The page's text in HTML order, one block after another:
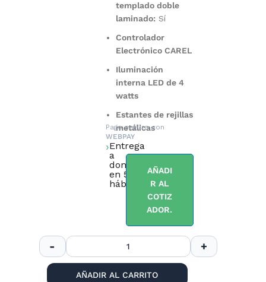
templado doble
laminado: Sí
Controlador
Electrónico CAREL
Iluminación
interna LED de 4
watts
Estantes de rejillas
metálicas
Pago seguro con
WEBPAY
Entrega
a
domicilio
en 5 días
hábiles.
AÑADI
R AL
COTIZ
ADOR.
AÑADIR AL CARRITO